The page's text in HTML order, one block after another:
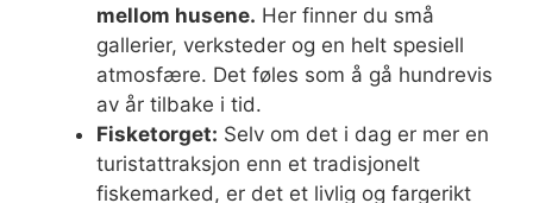
mellom husene. Her finner du små
gallerier, verksteder og en helt spesiell
atmosfære. Det føles som å gå hundrevis
av år tilbake i tid.
Fisketorget: Selv om det i dag er mer en
turistattraksjon enn et tradisjonelt
fiskemarked, er det et livlig og fargerikt